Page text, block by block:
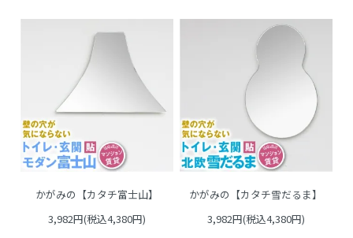
かがみの【カタチ富士山】
3,982円(税込4,380円)
かがみの【カタチ雪だるま】
3,982円(税込4,380円)